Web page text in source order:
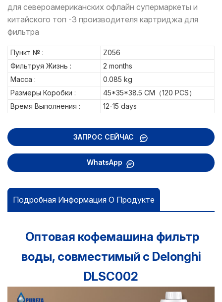
для североамериканских офлайн супермаркеты и
китайского топ -3 производителя картриджа для
фильтра
Пункт № :
Z056
Фильтруя Жизнь :
2 months
Масса :
0.085 kg
Размеры Коробки :
45*35*38.5 CM（120 PCS）
Время Выполнения :
12-15 days
ЗАПРОС СЕЙЧАС
WhatsApp
Подробная Информация О Продукте
Оптовая кофемашина фильтр
воды, совместимый с Delonghi
DLSC002